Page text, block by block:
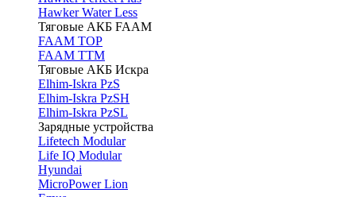
Hawker Water Less
Тяговые АКБ FAAM
FAAM TOP
FAAM TTM
Тяговые АКБ Искра
Elhim-Iskra PzS
Elhim-Iskra PzSH
Elhim-Iskra PzSL
Зарядные устройства
Lifetech Modular
Life IQ Modular
Hyundai
MicroPower Lion